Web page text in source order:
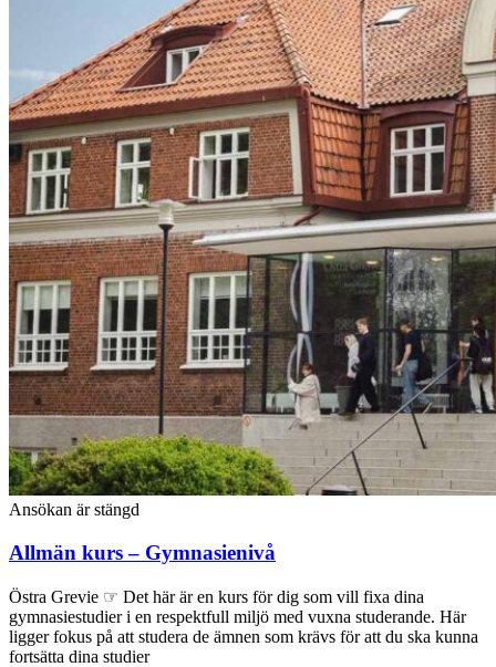
Ansökan är stängd
Allmän kurs – Gymnasienivå
Östra Grevie ☞ Det här är en kurs för dig som vill fixa dina
gymnasiestudier i en respektfull miljö med vuxna studerande. Här
ligger fokus på att studera de ämnen som krävs för att du ska kunna
fortsätta dina studier